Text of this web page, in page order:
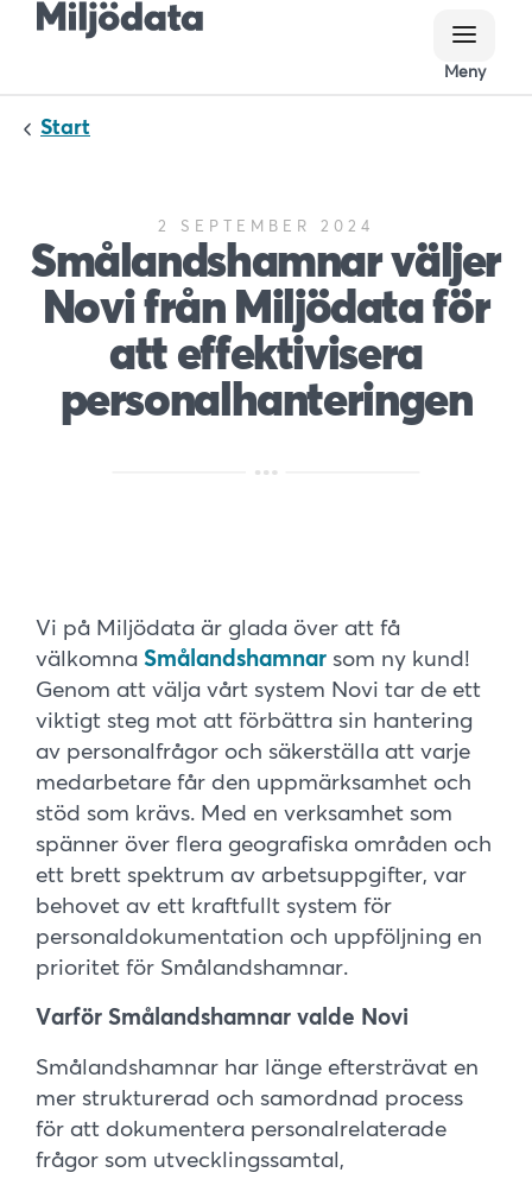
Meny
Start
2 SEPTEMBER 2024
Smålandshamnar väljer
Novi från Miljödata för
att effektivisera
personalhanteringen
Vi på Miljödata är glada över att få
välkomna Smålandshamnar som ny kund!
Genom att välja vårt system Novi tar de ett
viktigt steg mot att förbättra sin hantering
av personalfrågor och säkerställa att varje
medarbetare får den uppmärksamhet och
stöd som krävs. Med en verksamhet som
spänner över flera geografiska områden och
ett brett spektrum av arbetsuppgifter, var
behovet av ett kraftfullt system för
personaldokumentation och uppföljning en
prioritet för Smålandshamnar.
Varför Smålandshamnar valde Novi
Smålandshamnar har länge eftersträvat en
mer strukturerad och samordnad process
för att dokumentera personalrelaterade
frågor som utvecklingssamtal,